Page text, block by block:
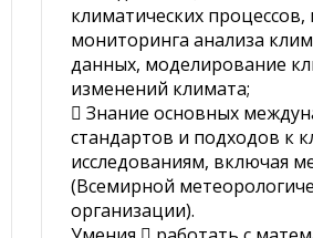
климатических
мониторинга анализа
данных, моделирование
изменений климата;
 Знание основных
стандартов и подходов к
исследованиям, включая
(Всемирной
организации).